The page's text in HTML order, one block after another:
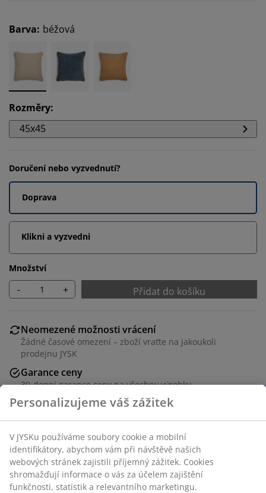
Barva: béžová
Rozměry:
45x45
Doručení nebo vyzvednutí?
Doprava
Klikni a vyzvedni
Množství
- + Přidat do košíku
Neomezené možnosti vrácení
Žádné časové omezení – zboží vraťte na jakoukoli
prodejnu JYSK
Garance ceny
30-denní garance ceny na všechny výrobky
Flexibilní možnosti doručení
Potah ze 100% polyesteru (50 % recyklováno). 45x45 cm
Personalizujeme váš zážitek
V JYSKu používáme soubory cookie a mobilní
identifikátory, abychom vám při návštěvě našich
webových stránek zajistili příjemný zážitek. Cookies
shromažďují informace o vás za účelem zajištění
funkčnosti, statistik a relevantního marketingu.